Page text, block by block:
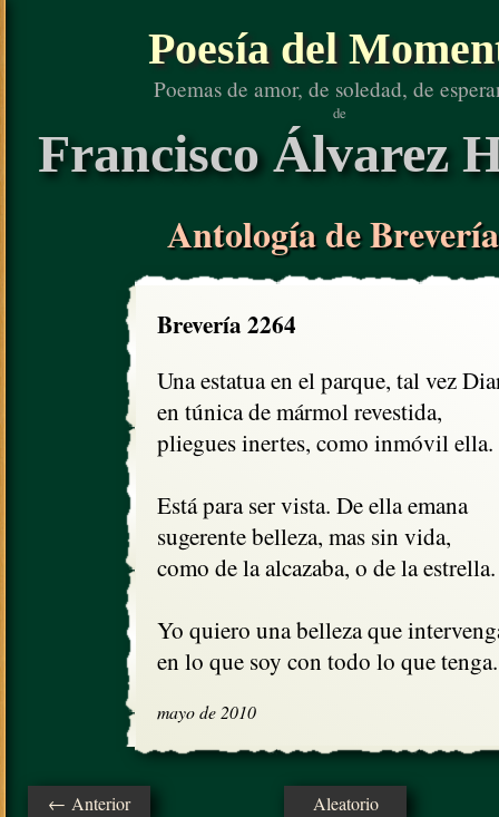
Poesía del
Poemas de amor, de soledad, de
de
Francisco Álvarez
Antología de
Brevería 2264
Una estatua en el parque, tal vez
en túnica de mármol revestida,
pliegues inertes, como inmóvil ella.
Está para ser vista. De ella emana
sugerente belleza, mas sin vida,
como de la alcazaba, o de la estrella.
Yo quiero una belleza que
en lo que soy con todo lo que tenga.
mayo de 2010
← Anterior Aleatorio